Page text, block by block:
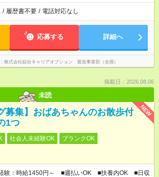
/ 履歴書不要 / 電話対応なし
応募する 詳細へ
株式会社綜合キャリアオプション 製造事業部（全国）
掲載日：2026.08.06
未読
NEW
募集】おばあちゃんのお散歩付
1つ
社会人未経験OK
ブランクOK
験：時給1450円～ ■週払いOK ■扶養内OK ■日収